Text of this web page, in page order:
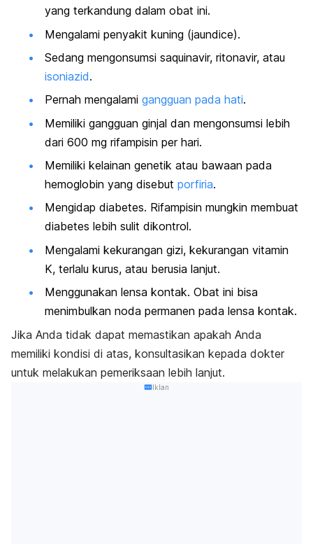
yang terkandung dalam obat ini.
Mengalami penyakit kuning (jaundice).
Sedang mengonsumsi saquinavir, ritonavir, atau
isoniazid.
Pernah mengalami gangguan pada hati.
Memiliki gangguan ginjal dan mengonsumsi lebih
dari 600 mg rifampisin per hari.
Memiliki kelainan genetik atau bawaan pada
hemoglobin yang disebut porfiria.
Mengidap diabetes. Rifampisin mungkin membuat
diabetes lebih sulit dikontrol.
Mengalami kekurangan gizi, kekurangan vitamin
K, terlalu kurus, atau berusia lanjut.
Menggunakan lensa kontak. Obat ini bisa
menimbulkan noda permanen pada lensa kontak.
Jika Anda tidak dapat memastikan apakah Anda
memiliki kondisi di atas, konsultasikan kepada dokter
untuk melakukan pemeriksaan lebih lanjut.
Iklan